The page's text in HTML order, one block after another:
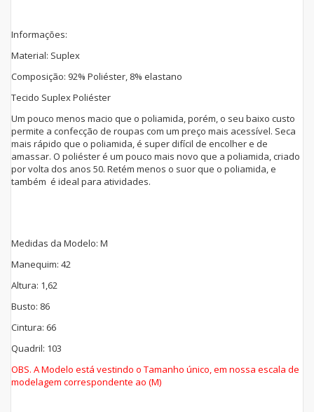
Informações:
Material: Suplex
Composição: 92% Poliéster, 8% elastano
Tecido Suplex Poliéster
Um pouco menos macio que o poliamida, porém, o seu baixo custo
permite a confecção de roupas com um preço mais acessível. Seca
mais rápido que o poliamida, é super difícil de encolher e de
amassar. O poliéster é um pouco mais novo que a poliamida, criado
por volta dos anos 50. Retém menos o suor que o poliamida, e
também é ideal para atividades.
Medidas da Modelo: M
Manequim: 42
Altura: 1,62
Busto: 86
Cintura: 66
Quadril: 103
OBS. A Modelo está vestindo o Tamanho único, em nossa escala de
modelagem correspondente ao (M)